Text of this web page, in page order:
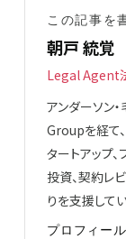
この記事を
朝戸 統覚
Legal Agent
アンダーソン
Groupを経て
タートアップ
投資、契約レ
りを支援してい
プロフィー